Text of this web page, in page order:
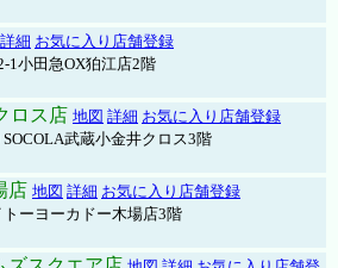
詳細 お気に入り店舗登録
1小田急OX狛江店2階
ロス店 地図 詳細 お気に入り店舗登録
武蔵小金井クロス3階
店 地図 詳細 お気に入り店舗登録
ーヨーカドー木場店3階